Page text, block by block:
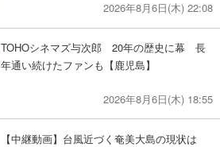
2026年8月6日(木) 22:08
TOHOシネマズ与次郎 20年の歴史に幕 長
年通い続けたファンも【鹿児島】
2026年8月6日(木) 18:55
【中継動画】台風近づく奄美大島の現状は